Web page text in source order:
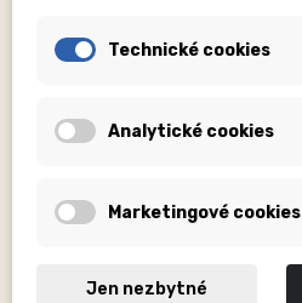
CLASSIC SHALLOW BRASS
BELL BOX BLACK
Technické cookies
Analytické cookies
Marketingové cookies
Jen nezbytné